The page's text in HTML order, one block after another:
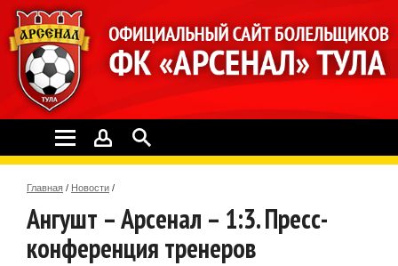
Главная / Новости /
Ангушт – Арсенал – 1:3. Пресс-
конференция тренеров